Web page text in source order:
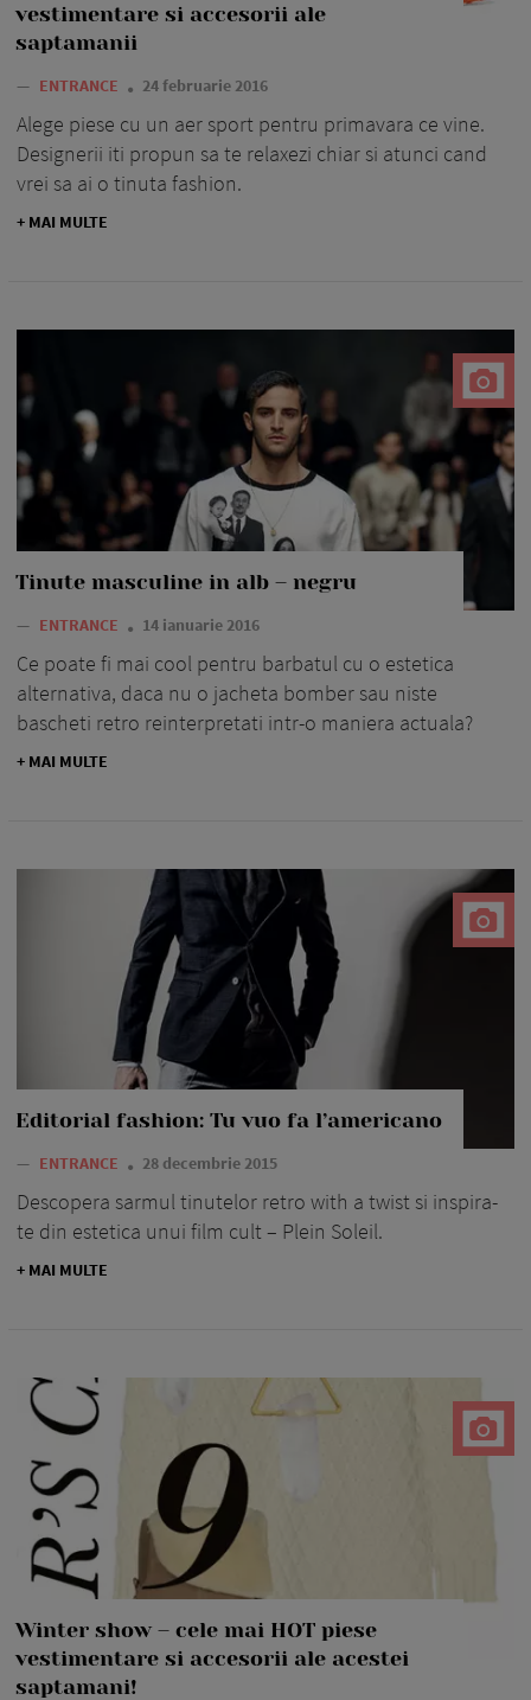
vestimentare si accesorii ale
saptamanii
— ENTRANCE 24 februarie 2016
Alege piese cu un aer sport pentru primavara ce vine.
Designerii iti propun sa te relaxezi chiar si atunci cand
vrei sa ai o tinuta fashion.
+ MAI MULTE
Tinute masculine in alb – negru
— ENTRANCE 14 ianuarie 2016
Ce poate fi mai cool pentru barbatul cu o estetica
alternativa, daca nu o jacheta bomber sau niste
bascheti retro reinterpretati intr-o maniera actuala?
+ MAI MULTE
Editorial fashion: Tu vuo fa l’americano
— ENTRANCE 28 decembrie 2015
Descopera sarmul tinutelor retro with a twist si inspira-
te din estetica unui film cult – Plein Soleil.
+ MAI MULTE
Winter show – cele mai HOT piese
vestimentare si accesorii ale acestei
saptamani!